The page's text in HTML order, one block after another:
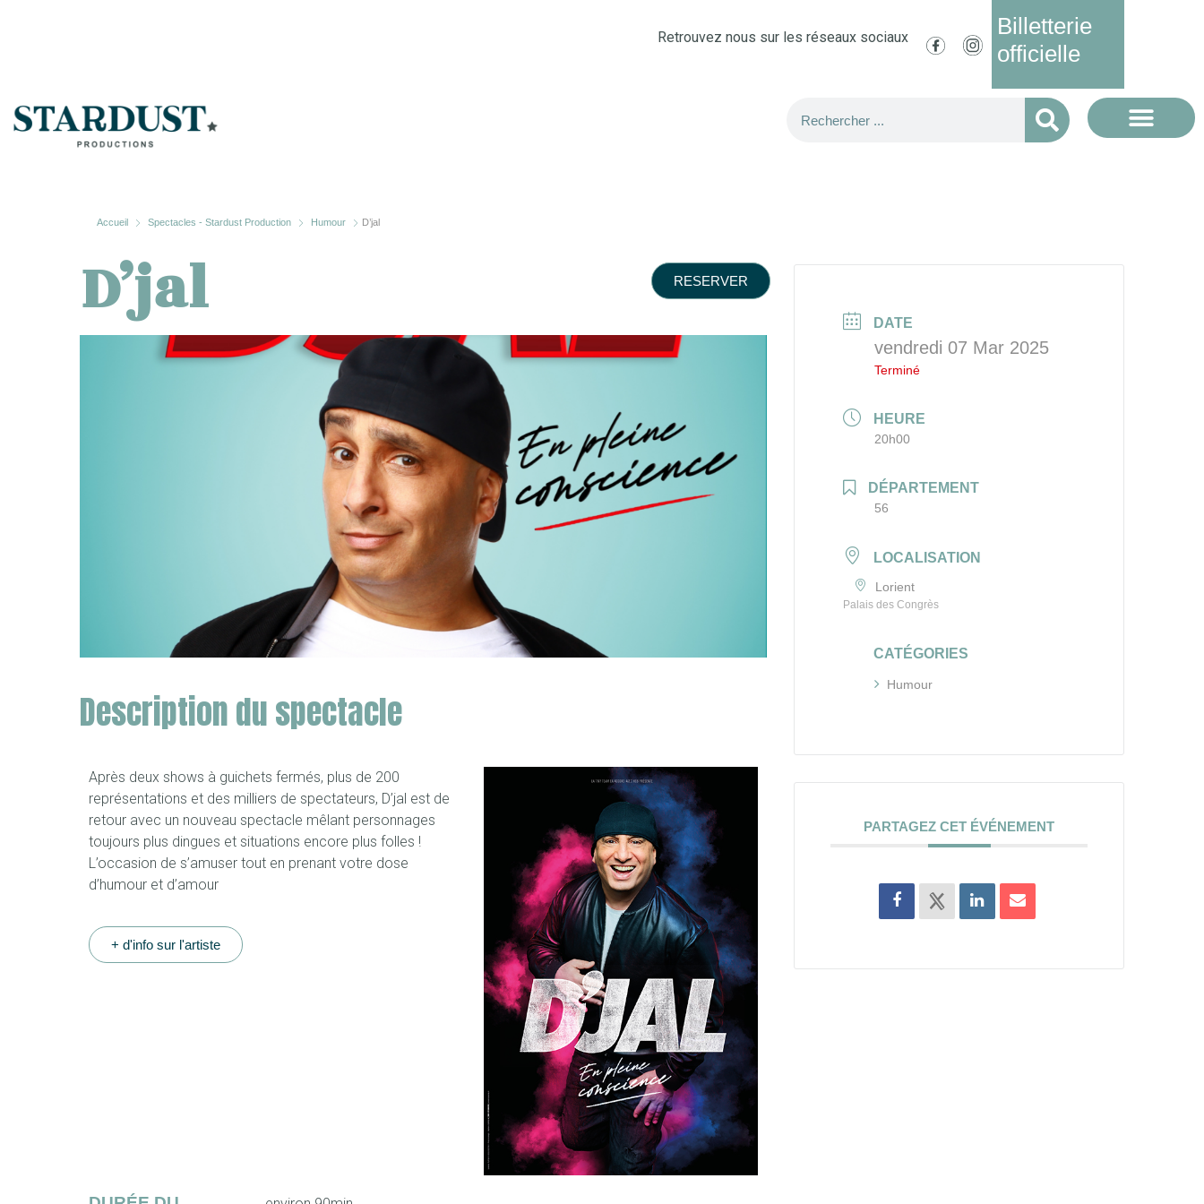
Retrouvez nous sur les réseaux sociaux
Billetterie
officielle
Accueil Spectacles - Stardust Production Humour D’jal
D’jal RESERVER
Description du spectacle
Après deux shows à guichets fermés, plus de 200
représentations et des milliers de spectateurs, D’jal est de
retour avec un nouveau spectacle mêlant personnages
toujours plus dingues et situations encore plus folles !
L’occasion de s’amuser tout en prenant votre dose
d’humour et d’amour
+ d'info sur l'artiste
DATE
vendredi 07 Mar 2025
Terminé
HEURE
20h00
DÉPARTEMENT
56
LOCALISATION
Lorient
Palais des Congrès
CATÉGORIES
Humour
PARTAGEZ CET ÉVÉNEMENT